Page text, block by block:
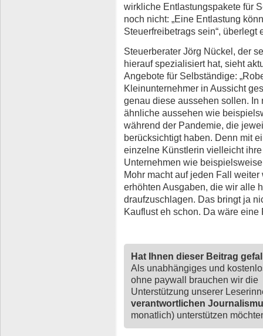
wirkliche Entlastungspakete für
noch nicht: „Eine Entlastung
Steuerfreibetrags sein“, überlegt
Steuerberater Jörg Nückel, der
hierauf spezialisiert hat, sieht
Angebote für Selbständige:
Kleinunternehmer in Aussicht
genau diese aussehen sollen.
ähnliche aussehen wie
während der Pandemie, die
berücksichtigt haben. Denn mit
einzelne Künstlerin vielleicht
Unternehmen wie
Mohr macht auf jeden Fall
erhöhten Ausgaben, die wir alle
draufzuschlagen. Das bringt ja
Kauflust eh schon. Da wäre eine
Hat Ihnen dieser Beitrag
Als unabhängiges und
ohne paywall brauchen wir die
Unterstützung unserer
verantwortlichen
monatlich) unterstützen